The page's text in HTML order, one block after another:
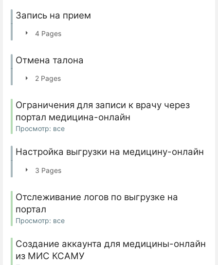
Запись на прием
4 Pages
Отмена талона
2 Pages
Ограничения для записи к врачу через
портал медицина-онлайн
Просмотр: все
Настройка выгрузки на медицину-онлайн
3 Pages
Отслеживание логов по выгрузке на
портал
Просмотр: все
Создание аккаунта для медицины-онлайн
из МИС КСАМУ